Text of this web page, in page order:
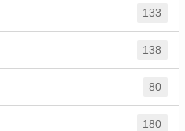
133
138
80
180